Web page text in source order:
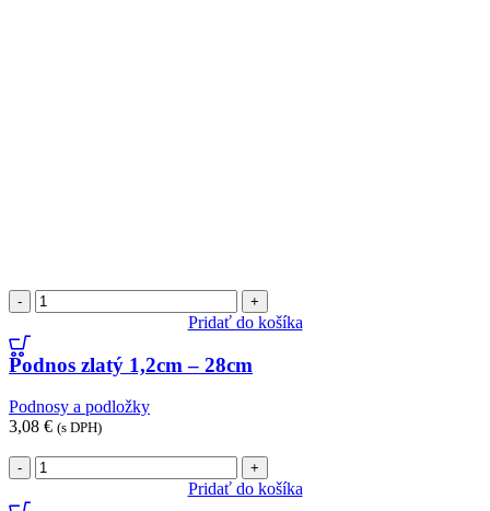
množstvo
Podnos
1,2cm
-
28cm
Pridať do košíka
Podnos zlatý 1,2cm – 28cm
Podnosy a podložky
3,08 € (s DPH)
množstvo
Podnos
Pridať do košíka